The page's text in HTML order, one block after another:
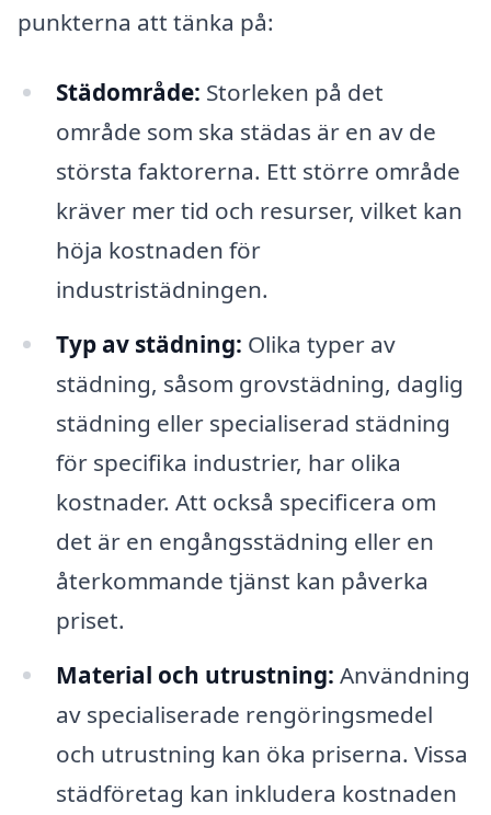
punkterna att tänka på:
Städområde: Storleken på det
område som ska städas är en av de
största faktorerna. Ett större område
kräver mer tid och resurser, vilket kan
höja kostnaden för
industristädningen.
Typ av städning: Olika typer av
städning, såsom grovstädning, daglig
städning eller specialiserad städning
för specifika industrier, har olika
kostnader. Att också specificera om
det är en engångsstädning eller en
återkommande tjänst kan påverka
priset.
Material och utrustning: Användning
av specialiserade rengöringsmedel
och utrustning kan öka priserna. Vissa
städföretag kan inkludera kostnaden